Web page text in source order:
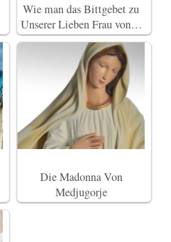
Wie man das Bittgebet zu
Unserer Lieben Frau von…
Die Madonna Von
Medjugorje